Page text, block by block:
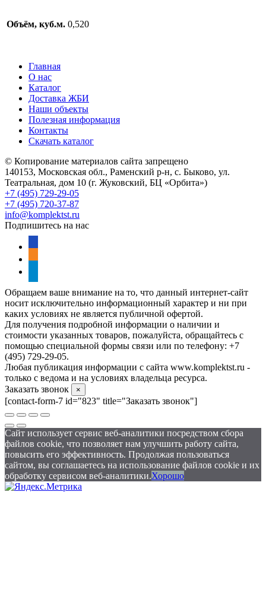
Объём, куб.м. 0,520
Главная
О нас
Каталог
Доставка ЖБИ
Наши объекты
Полезная информация
Контакты
Скачать каталог
© Копирование материалов сайта запрещено
140153, Московская обл., Раменский р-н, с. Быково, ул.
Театральная, дом 10 (г. Жуковский, БЦ «Орбита»)
+7 (495) 729-29-05
+7 (495) 720-37-87
info@komplektst.ru
Подпишитесь на нас
Обращаем ваше внимание на то, что данный интернет-сайт
носит исключительно информационный характер и ни при
каких условиях не является публичной офертой.
Для получения подробной информации о наличии и
стоимости указанных товаров, пожалуйста, обращайтесь с
помощью специальной формы связи или по телефону: +7
(495) 729-29-05.
Любая публикация информации с сайта www.komplektst.ru -
только с ведома и на условиях владельца ресурса.
Заказать звонок
×
[contact-form-7 id="823" title="Заказать звонок"]
Сайт использует сервис веб-аналитики посредством сбора
файлов cookie, что позволяет нам улучшить работу сайта,
повысить его эффективность. Продолжая пользоваться
сайтом, вы соглашаетесь на использование файлов cookie и их
обработку сервисом веб-аналитики.Хорошо